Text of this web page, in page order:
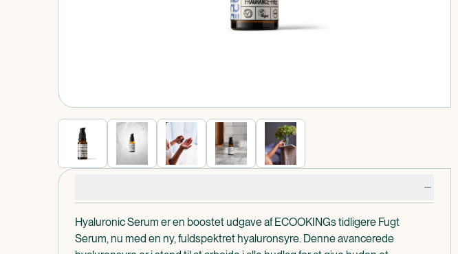
Hyaluronic Serum er en boostet udgave af ECOOKINGs tidligere Fugt
Serum, nu med en ny, fuldspektret hyaluronsyre. Denne avancerede